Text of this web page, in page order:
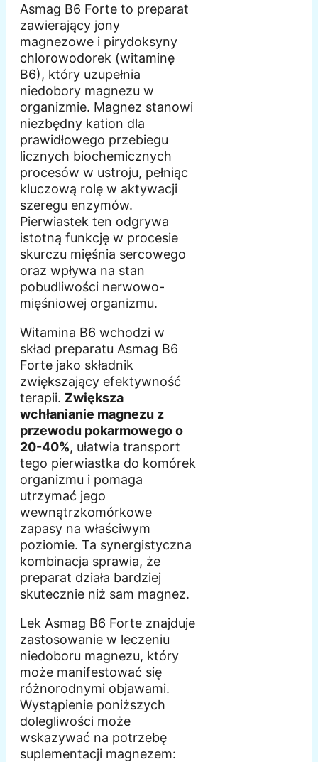
Asmag B6 Forte to preparat
zawierający jony
magnezowe i pirydoksyny
chlorowodorek (witaminę
B6), który uzupełnia
niedobory magnezu w
organizmie. Magnez stanowi
niezbędny kation dla
prawidłowego przebiegu
licznych biochemicznych
procesów w ustroju, pełniąc
kluczową rolę w aktywacji
szeregu enzymów.
Pierwiastek ten odgrywa
istotną funkcję w procesie
skurczu mięśnia sercowego
oraz wpływa na stan
pobudliwości nerwowo-
mięśniowej organizmu.
Witamina B6 wchodzi w
skład preparatu Asmag B6
Forte jako składnik
zwiększający efektywność
terapii. Zwiększa
wchłanianie magnezu z
przewodu pokarmowego o
20-40%, ułatwia transport
tego pierwiastka do komórek
organizmu i pomaga
utrzymać jego
wewnątrzkomórkowe
zapasy na właściwym
poziomie. Ta synergistyczna
kombinacja sprawia, że
preparat działa bardziej
skutecznie niż sam magnez.
Lek Asmag B6 Forte znajduje
zastosowanie w leczeniu
niedoboru magnezu, który
może manifestować się
różnorodnymi objawami.
Wystąpienie poniższych
dolegliwości może
wskazywać na potrzebę
suplementacji magnezem: